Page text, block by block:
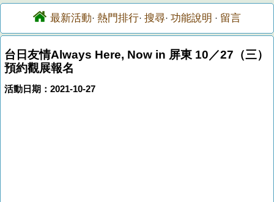
最新活動· 熱門排行· 搜尋· 功能說明 · 留言
台日友情Always Here, Now in 屏東 10／27（三）
預約觀展報名
活動日期：2021-10-27